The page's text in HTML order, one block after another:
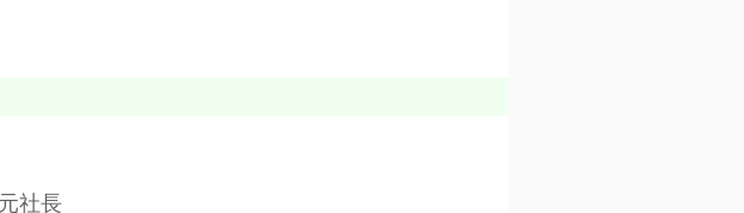
社長